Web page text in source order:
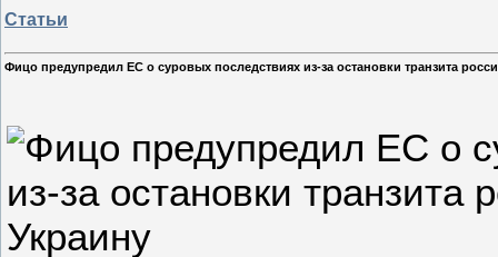
Статьи
Фицо предупредил ЕС о суровых последствиях из-за остановки транзита